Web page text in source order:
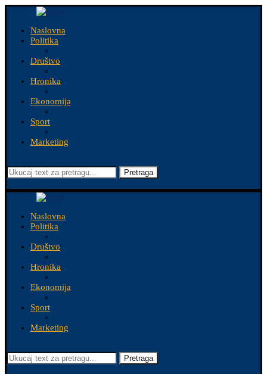
Naslovna
Politika
Društvo
Hronika
Ekonomija
Sport
Marketing
Pretraga
Naslovna
Politika
Društvo
Hronika
Ekonomija
Sport
Marketing
Pretraga